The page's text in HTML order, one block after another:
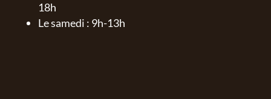
18h
Le samedi : 9h-13h